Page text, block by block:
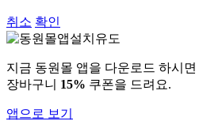
취소 확인
지금 동원몰 앱을 다운로드 하시면
장바구니 15% 쿠폰을 드려요.
앱으로 보기